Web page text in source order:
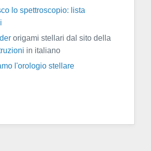
lo spettroscopio: lista
origami stellari dal sito della
in italiano
l'orologio stellare